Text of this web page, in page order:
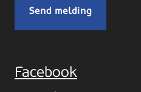
Facebook